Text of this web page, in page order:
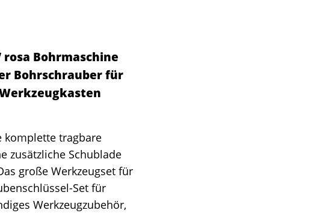
rosa Bohrmaschine
Bohrschrauber für
komplette tragbare
zusätzliche Schublade
große Werkzeugset für
Set für
Werkzeugzubehör,